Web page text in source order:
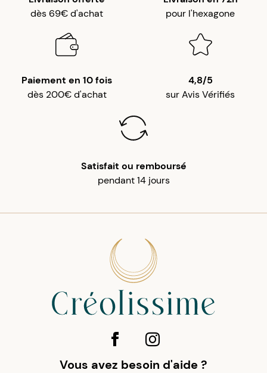
dès 69€ d'achat
pour l'hexagone
Paiement en 10 fois
dès 200€ d'achat
4,8/5
sur Avis Vérifiés
Satisfait ou remboursé
pendant 14 jours
Vous avez besoin d'aide ?